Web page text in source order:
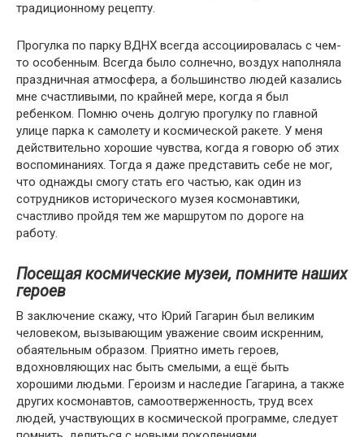
традиционному рецепту.
Прогулка по парку ВДНХ всегда ассоциировалась с чем-
то особенным. Всегда было солнечно, воздух наполняла
праздничная атмосфера, а большинство людей казались
мне счастливыми, по крайней мере, когда я был
ребенком. Помню очень долгую прогулку по главной
улице парка к самолету и космической ракете. У меня
действительно хорошие чувства, когда я говорю об этих
воспоминаниях. Тогда я даже представить себе не мог,
что однажды смогу стать его частью, как один из
сотрудников исторического музея космонавтики,
счастливо пройдя тем же маршрутом по дороге на
работу.
Посещая космические музеи, помните наших
героев
В заключение скажу, что Юрий Гагарин был великим
человеком, вызывающим уважение своим искренним,
обаятельным образом. Приятно иметь героев,
вдохновляющих нас быть смелыми, а ещё быть
хорошими людьми. Героизм и наследие Гагарина, а также
других космонавтов, самоотверженность, труд всех
людей, участвующих в космической программе, следует